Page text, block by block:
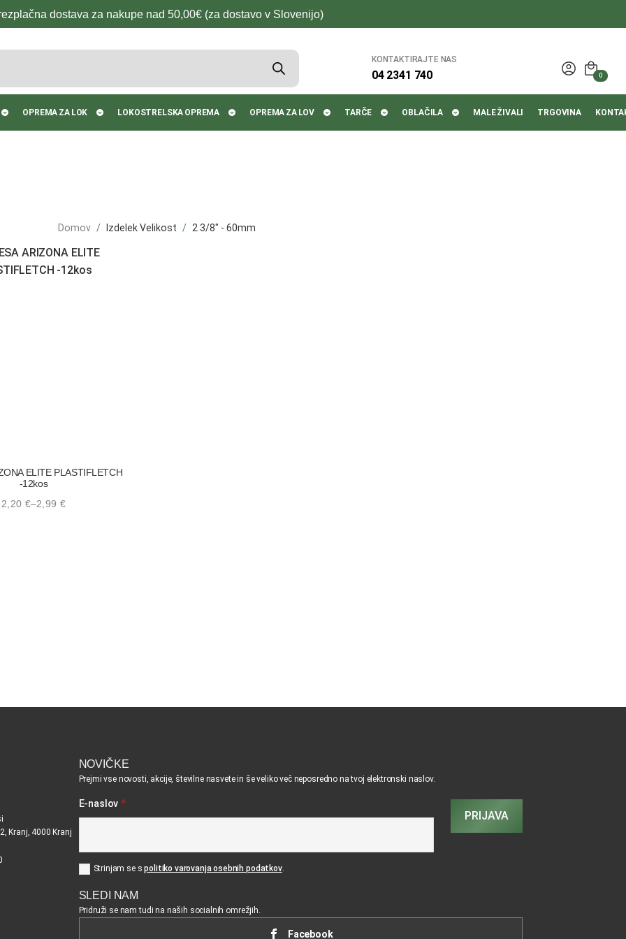
dostava za nakupe nad 50,00€ (za dostavo v Slovenijo)
KONTAKTIRAJTE NAS
04 2341 740 0
OPREMA ZA LOK LOKOSTRELSKA OPREMA OPREMA ZA LOV TARČE OBLAČILA MALE ŽIVALI TRGOVINA
Domov Izdelek Velikost 2 3/8" - 60mm
2,20 €–2,99 €
Price
ELITE PLASTIFLETCH
-12kos
Kranj, 4000 Kranj
NOVIČKE
Prejmi vse novosti, akcije, številne nasvete in še veliko več neposredno na tvoj elektronski naslov.
E-naslov *
Strinjam se spolitiko varovanja osebnih podatkov.
PRIJAVA
SLEDI NAM
Pridruži se nam tudi na naših socialnih omrežjih.
Facebook